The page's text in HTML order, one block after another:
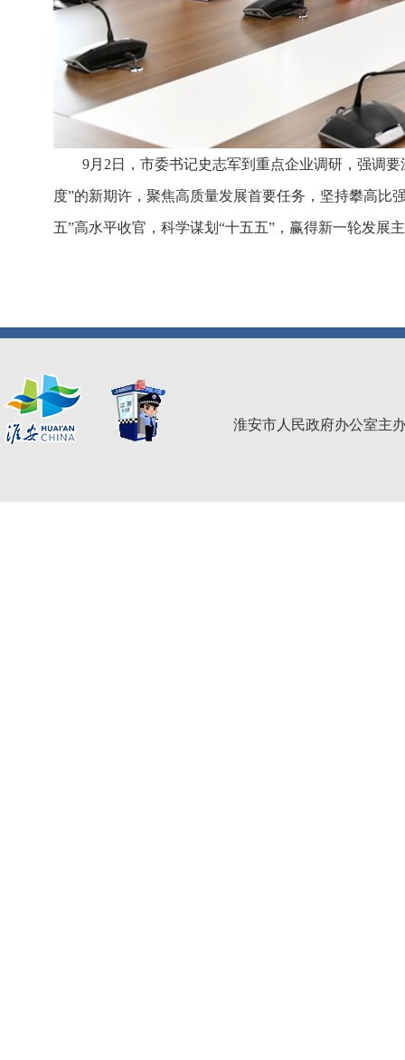
9月2日，市委书记史志军到重点企业调研，强调
度”的新期许，聚焦高质量发展首要任务，坚持攀高比
五”高水平收官，科学谋划“十五五”，赢得新一轮发展
淮安市人民政府办公室主